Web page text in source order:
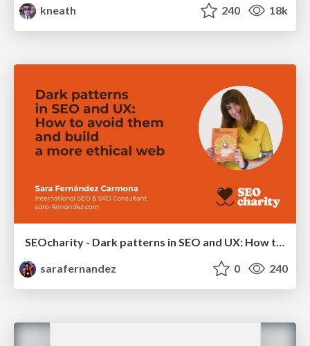
kneath
240 18k
sarafernandez
0 240